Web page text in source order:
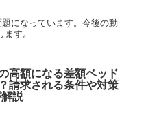
になっています。今後の動
す。
高額になる差額ベッド
請求される条件や対策
説